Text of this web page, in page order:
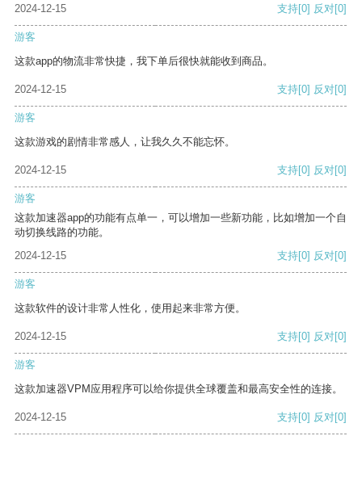
2024-12-15 支持[0] 反对[0]
游客
这款app的物流非常快捷，我下单后很快就能收到商品。
2024-12-15 支持[0] 反对[0]
游客
这款游戏的剧情非常感人，让我久久不能忘怀。
2024-12-15 支持[0] 反对[0]
游客
这款加速器app的功能有点单一，可以增加一些新功能，比如增加一个自
动切换线路的功能。
2024-12-15
支持[0] 反对[0]
游客
这款软件的设计非常人性化，使用起来非常方便。
2024-12-15 支持[0] 反对[0]
游客
这款加速器VPM应用程序可以给你提供全球覆盖和最高安全性的连接。
2024-12-15 支持[0] 反对[0]